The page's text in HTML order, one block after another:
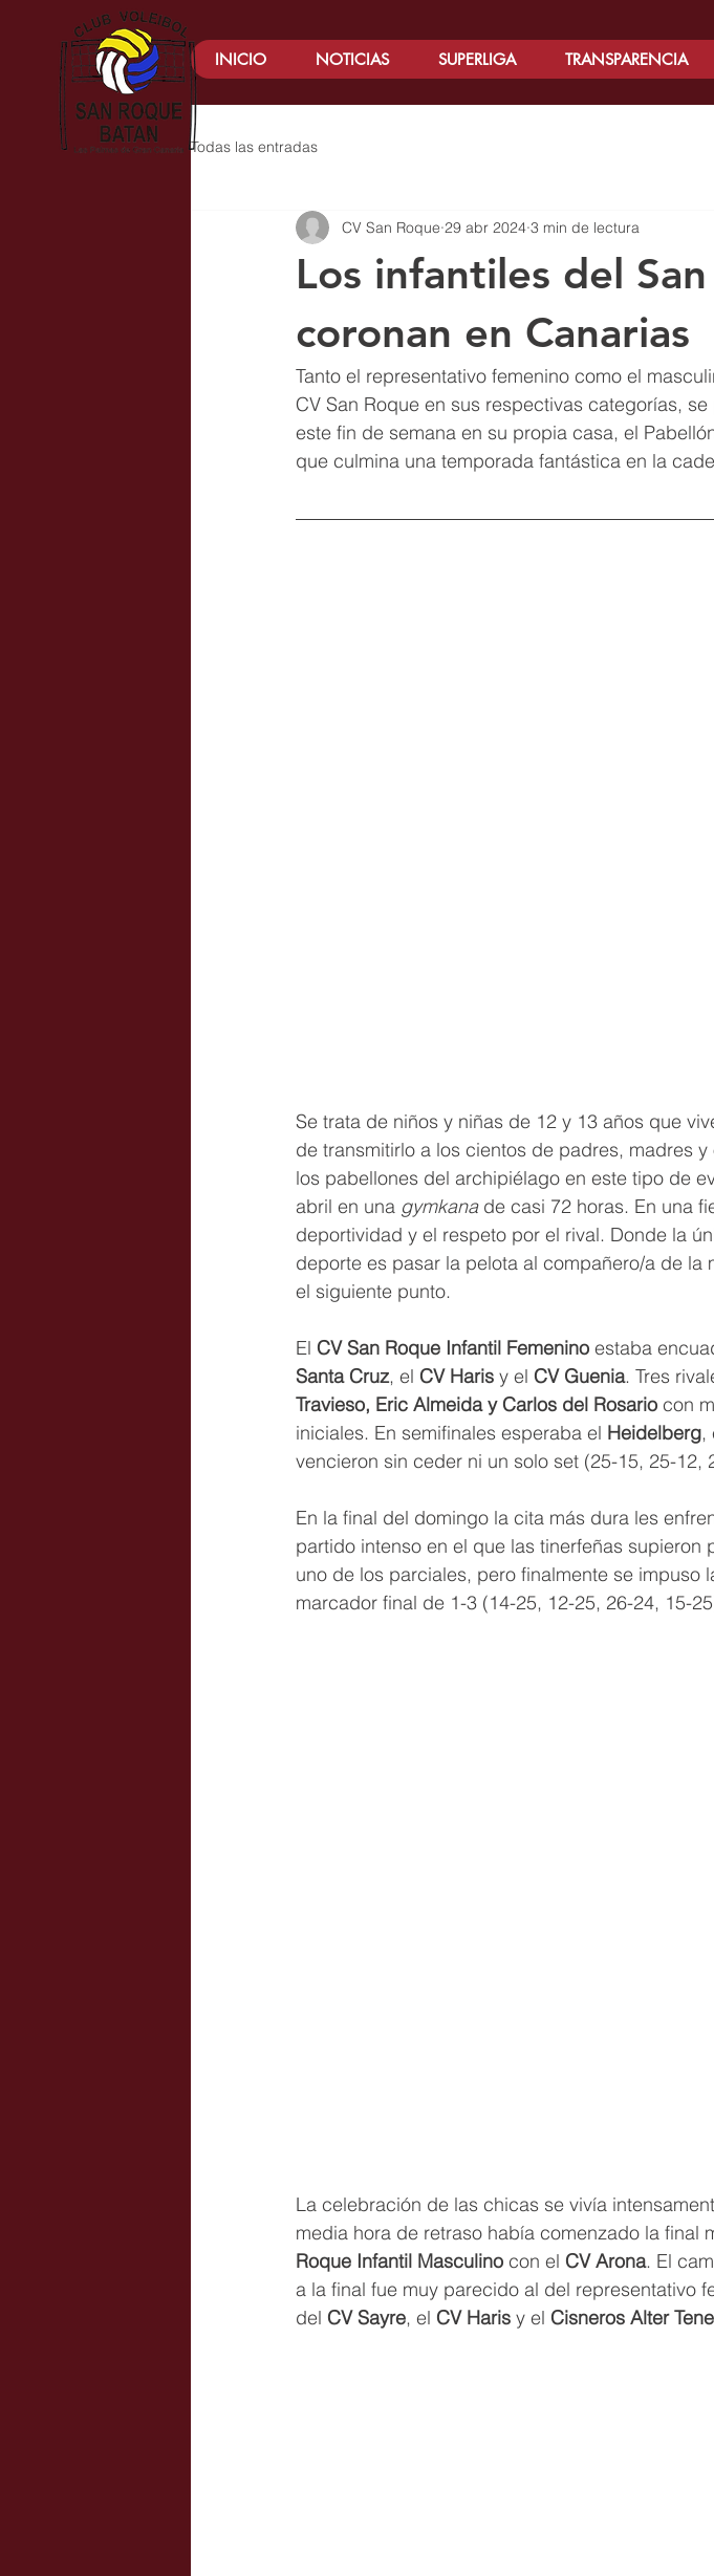
INICIO NOTICIAS SUPERLIGA TRANSPARENCIA
Todas las entradas
Los infantiles del
coronan en Canarias
CV San Roque 29 abr 2024 3 min de lectura
Tanto el representativo femenino como el
CV San Roque en sus respectivas categorías,
este fin de semana en su propia casa, el
que culmina una temporada fantástica en la
Se trata de niños y niñas de 12 y 13 años que
de transmitirlo a los cientos de padres, madres
los pabellones del archipiélago en este tipo de
abril en una gymkana de casi 72 horas. En una
deportividad y el respeto por el rival. Donde la
deporte es pasar la pelota al compañero/a de la
el siguiente punto.
El CV San Roque Infantil Femenino estaba
Santa Cruz, el CV Haris y el CV Guenia. Tres
Travieso, Eric Almeida y Carlos del Rosario con
iniciales. En semifinales esperaba el Heidelberg,
vencieron sin ceder ni un solo set (25-15, 25-12,
En la final del domingo la cita más dura les
partido intenso en el que las tinerfeñas
uno de los parciales, pero finalmente se impuso
marcador final de 1-3 (14-25, 12-25, 26-24, 15-
La celebración de las chicas se vivía
media hora de retraso había comenzado la final
Roque Infantil Masculino con el CV Arona. El
a la final fue muy parecido al del representativo
del CV Sayre, el CV Haris y el Cisneros Alter